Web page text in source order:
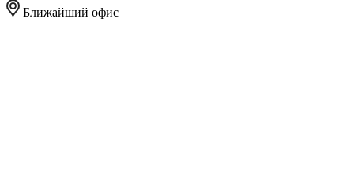
Ближайший офис